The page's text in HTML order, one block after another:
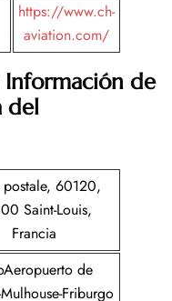
https://www.ch-
aviation.com/
Información de
del
postale, 60120,
Saint-Louis,
Francia
de
Friburgo